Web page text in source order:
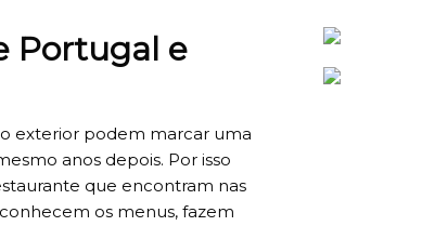
Portugal e
exterior podem marcar uma
anos depois. Por isso
que encontram nas
os menus, fazem